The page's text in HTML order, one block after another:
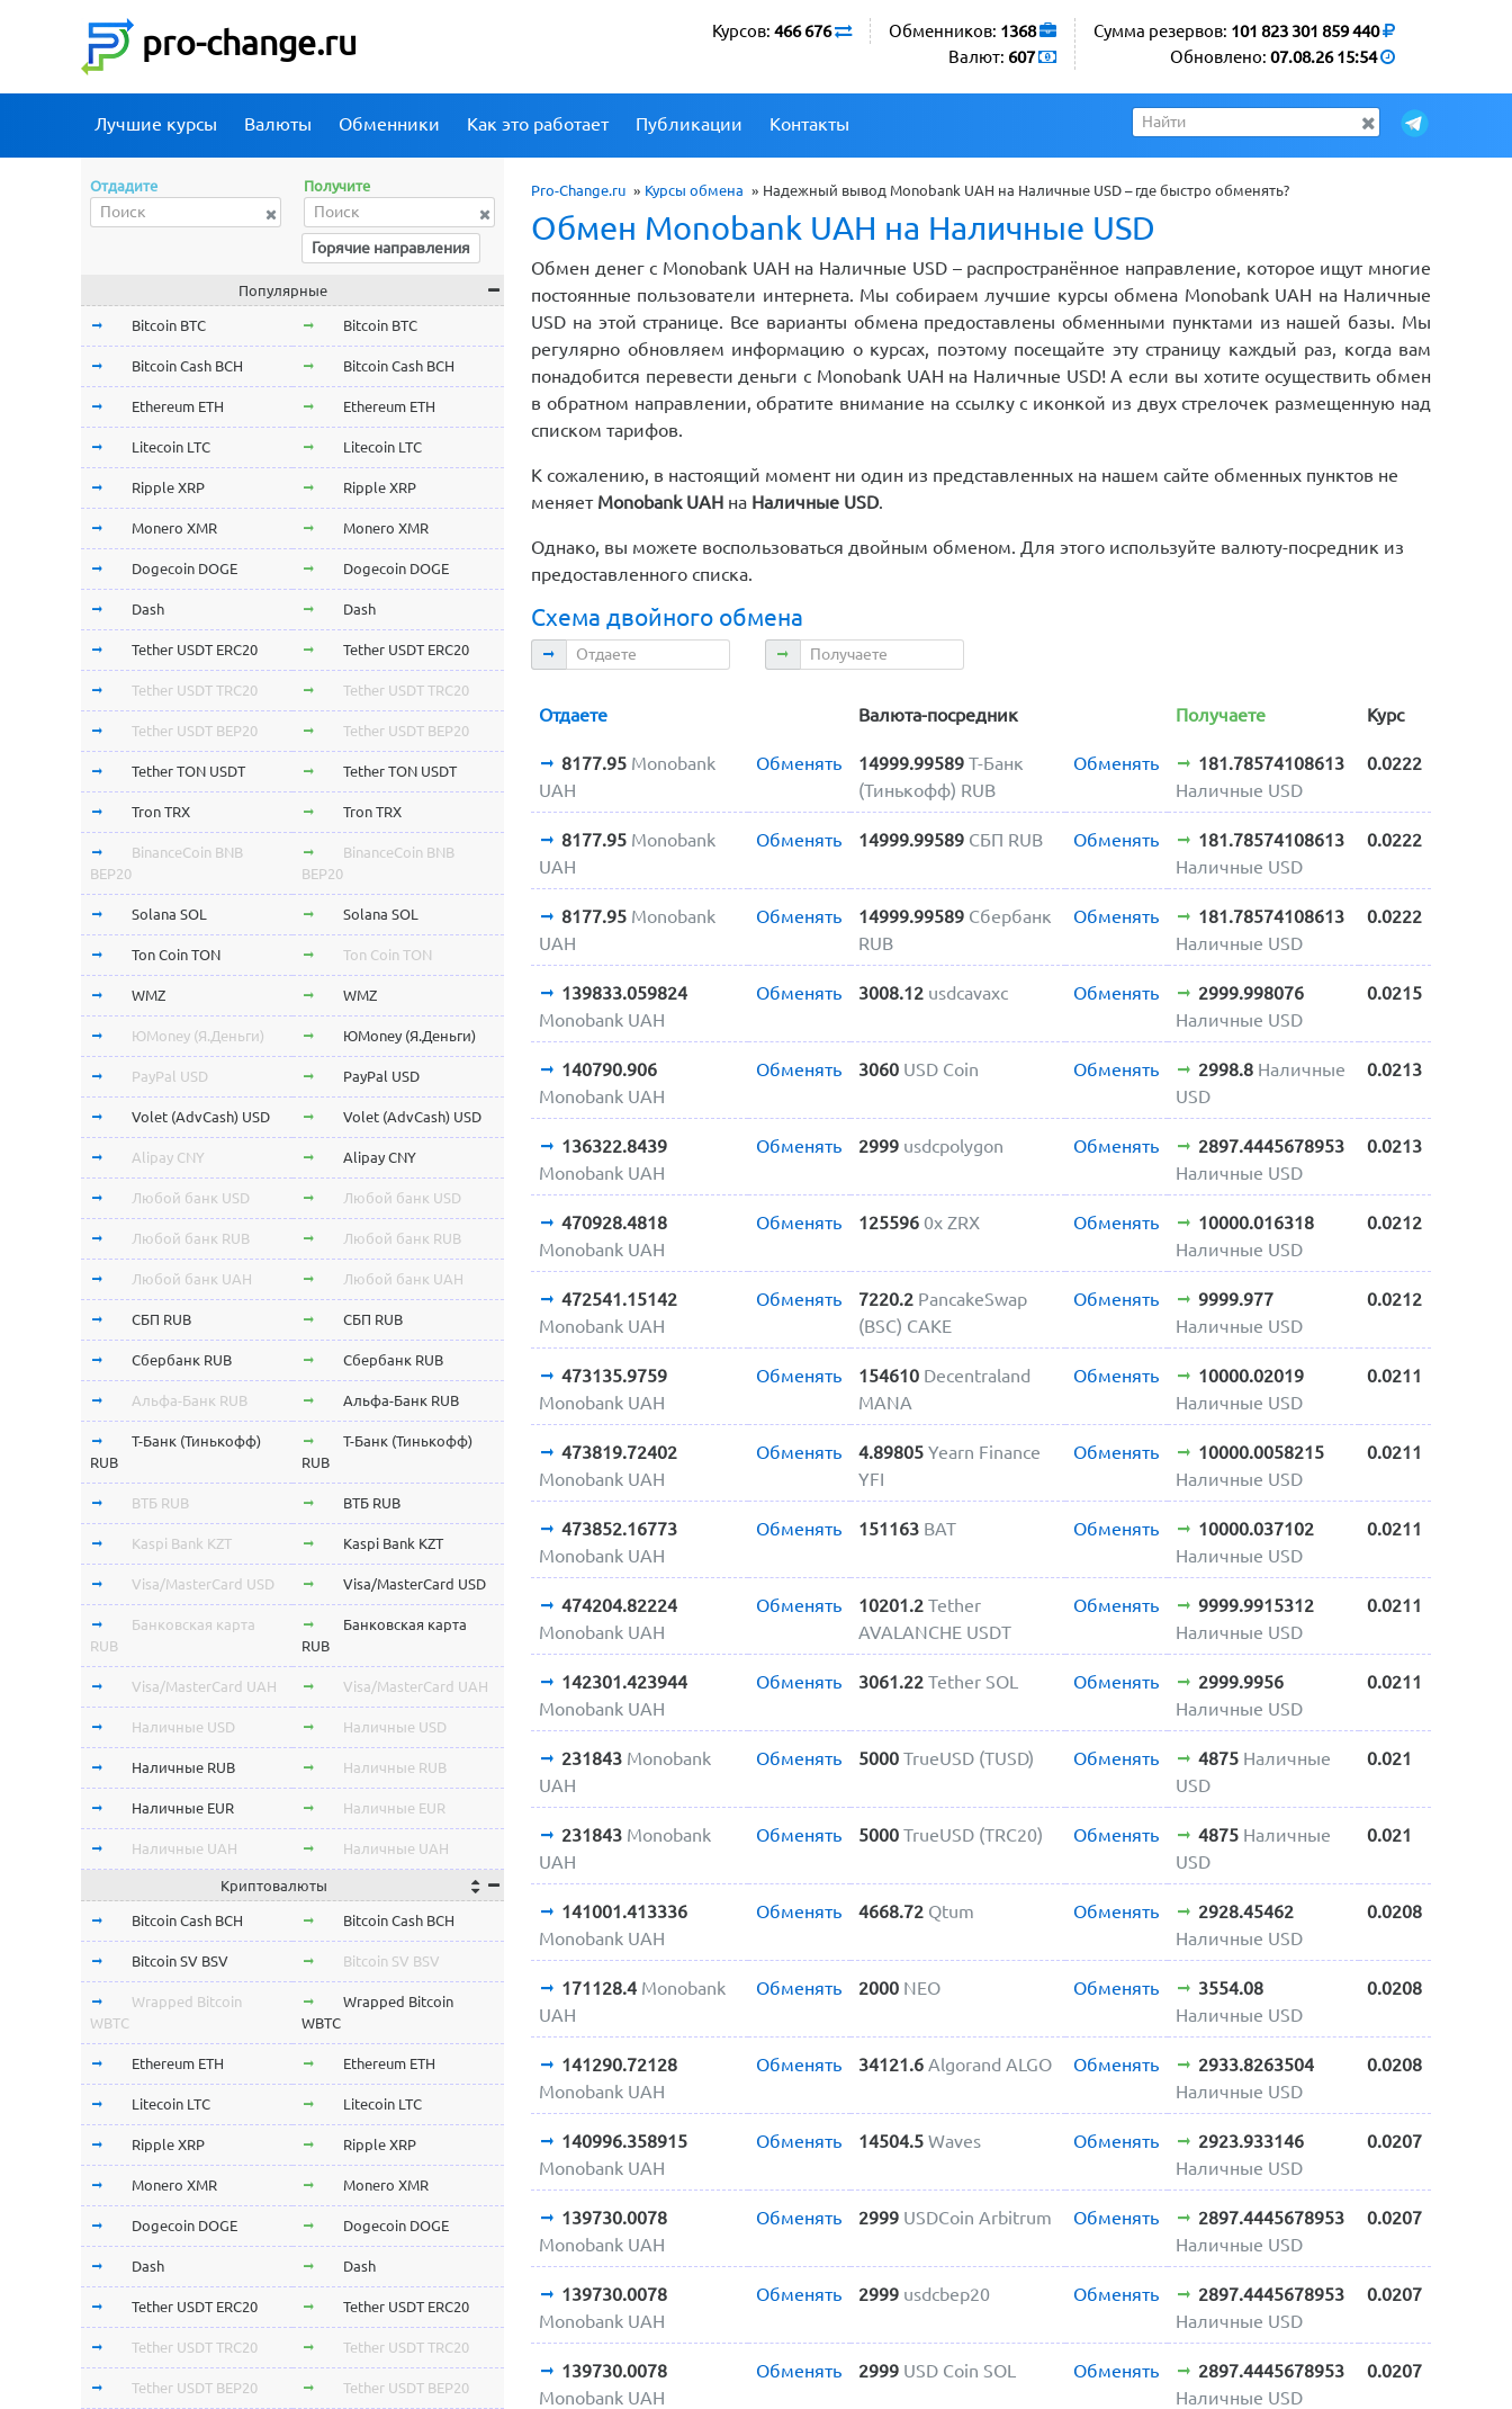
pro-change.ru Сумма резервов: 101 823 301 859 440
Обновлено: 07.08.26 15:54
Обменников: 1368
Валют: 607
Курсов: 466 676
Лучшие курсы Валюты Обменники Как это работает Публикации Контакты
Pro-Change.ru » Курсы обмена » Надежный вывод Monobank UAH на Наличные USD – где быстро обменять?
Обмен Monobank UAH на Наличные USD
Обмен денег с Monobank UAH на Наличные USD – распространённое направление, которое ищут многие
постоянные пользователи интернета. Мы собираем лучшие курсы обмена Monobank UAH на Наличные
USD на этой странице. Все варианты обмена предоставлены обменными пунктами из нашей базы. Мы
регулярно обновляем информацию о курсах, поэтому посещайте эту страницу каждый раз, когда вам
понадобится перевести деньги с Monobank UAH на Наличные USD! А если вы хотите осуществить обмен
в обратном направлении, обратите внимание на ссылку с иконкой из двух стрелочек размещенную над
списком тарифов.
К сожалению, в настоящий момент ни один из представленных на нашем сайте обменных пунктов не
меняет Monobank UAH на Наличные USD.
Однако, вы можете воспользоваться двойным обменом. Для этого используйте валюту-посредник из
предоставленного списка.
Схема двойного обмена
Отдаете Получаете
Отдаете Валюта-посредник Получаете Курс
8177.95 Monobank
UAH
Обменять 14999.99589 Т-Банк
(Тинькофф) RUB
Обменять
181.78574108613
Наличные USD
0.0222
8177.95 Monobank
UAH
Обменять 14999.99589 СБП RUB Обменять
181.78574108613
Наличные USD
0.0222
8177.95 Monobank
UAH
Обменять 14999.99589 Сбербанк
RUB
Обменять
181.78574108613
Наличные USD
0.0222
139833.059824
Monobank UAH
Обменять 3008.12 usdcavaxc Обменять
2999.998076
Наличные USD
0.0215
140790.906
Monobank UAH
Обменять 3060 USD Coin Обменять 2998.8 Наличные
USD
0.0213
136322.8439
Monobank UAH
Обменять 2999 usdcpolygon Обменять
2897.4445678953
Наличные USD
0.0213
470928.4818
Monobank UAH
Обменять 125596 0x ZRX Обменять
10000.016318
Наличные USD
0.0212
472541.15142
Monobank UAH
Обменять 7220.2 PancakeSwap
(BSC) CAKE
Обменять
9999.977
Наличные USD
0.0212
473135.9759
Monobank UAH
Обменять 154610 Decentraland
MANA
Обменять
10000.02019
Наличные USD
0.0211
473819.72402
Monobank UAH
Обменять 4.89805 Yearn Finance
YFI
Обменять
10000.0058215
Наличные USD
0.0211
473852.16773
Monobank UAH
Обменять 151163 BAT Обменять
10000.037102
Наличные USD
0.0211
474204.82224
Monobank UAH
Обменять 10201.2 Tether
AVALANCHE USDT
Обменять
9999.9915312
Наличные USD
0.0211
142301.423944
Monobank UAH
Обменять 3061.22 Tether SOL Обменять
2999.9956
Наличные USD
0.0211
231843 Monobank
UAH
Обменять 5000 TrueUSD (TUSD) Обменять 4875 Наличные
USD
0.021
231843 Monobank
UAH
Обменять 5000 TrueUSD (TRC20) Обменять 4875 Наличные
USD
0.021
141001.413336
Monobank UAH
Обменять 4668.72 Qtum Обменять
2928.45462
Наличные USD
0.0208
171128.4 Monobank
UAH
Обменять 2000 NEO Обменять
3554.08
Наличные USD
0.0208
141290.72128
Monobank UAH
Обменять 34121.6 Algorand ALGO Обменять
2933.8263504
Наличные USD
0.0208
140996.358915
Monobank UAH
Обменять 14504.5 Waves Обменять
2923.933146
Наличные USD
0.0207
139730.0078
Monobank UAH
Обменять 2999 USDCoin Arbitrum Обменять
2897.4445678953
Наличные USD
0.0207
139730.0078
Monobank UAH
Обменять 2999 usdcbep20 Обменять
2897.4445678953
Наличные USD
0.0207
139730.0078
Monobank UAH
Обменять 2999 USD Coin SOL Обменять
2897.4445678953
Наличные USD
0.0207
Отдадите Получите
Горячие направления
Популярные
Bitcoin BTC Bitcoin BTC
Bitcoin Cash BCH Bitcoin Cash BCH
Ethereum ETH Ethereum ETH
Litecoin LTC Litecoin LTC
Ripple XRP Ripple XRP
Monero XMR Monero XMR
Dogecoin DOGE Dogecoin DOGE
Dash Dash
Tether USDT ERC20 Tether USDT ERC20
Tether USDT TRC20 Tether USDT TRC20
Tether USDT BEP20 Tether USDT BEP20
Tether TON USDT Tether TON USDT
Tron TRX Tron TRX
BinanceCoin BNB
BEP20
BinanceCoin BNB
BEP20
Solana SOL Solana SOL
Ton Coin TON Ton Coin TON
WMZ WMZ
ЮMoney (Я.Деньги) ЮMoney (Я.Деньги)
PayPal USD PayPal USD
Volet (AdvCash) USD Volet (AdvCash) USD
Alipay CNY Alipay CNY
Любой банк USD Любой банк USD
Любой банк RUB Любой банк RUB
Любой банк UAH Любой банк UAH
СБП RUB СБП RUB
Сбербанк RUB Сбербанк RUB
Альфа-Банк RUB Альфа-Банк RUB
Т-Банк (Тинькофф)
RUB
Т-Банк (Тинькофф)
RUB
ВТБ RUB ВТБ RUB
Kaspi Bank KZT Kaspi Bank KZT
Visa/MasterCard USD Visa/MasterCard USD
Банковская карта
RUB
Банковская карта
RUB
Visa/MasterCard UAH Visa/MasterCard UAH
Наличные USD Наличные USD
Наличные RUB Наличные RUB
Наличные EUR Наличные EUR
Наличные UAH Наличные UAH
Криптовалюты
Bitcoin Cash BCH Bitcoin Cash BCH
Bitcoin SV BSV Bitcoin SV BSV
Wrapped Bitcoin
WBTC
Wrapped Bitcoin
WBTC
Ethereum ETH Ethereum ETH
Litecoin LTC Litecoin LTC
Ripple XRP Ripple XRP
Monero XMR Monero XMR
Dogecoin DOGE Dogecoin DOGE
Dash Dash
Tether USDT ERC20 Tether USDT ERC20
Tether USDT TRC20 Tether USDT TRC20
Tether USDT BEP20 Tether USDT BEP20